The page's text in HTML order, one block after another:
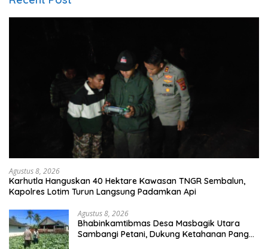
Agustus 8, 2026
Karhutla Hanguskan 40 Hektare Kawasan TNGR Sembalun,
Kapolres Lotim Turun Langsung Padamkan Api
Agustus 8, 2026
Bhabinkamtibmas Desa Masbagik Utara
Sambangi Petani, Dukung Ketahanan Pangan